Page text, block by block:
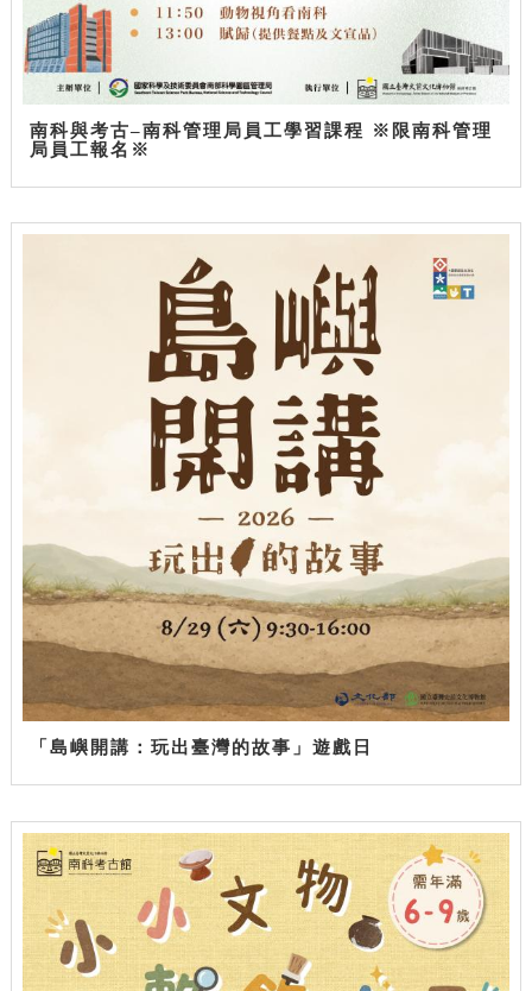
南科與考古–南科管理局員工學習課程 ※限南科管理
局員工報名※
「島嶼開講：玩出臺灣的故事」遊戲日